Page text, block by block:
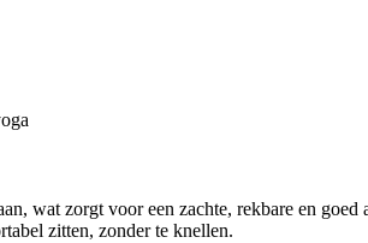
wat zorgt voor een zachte, rekbare en
zitten, zonder te knellen.